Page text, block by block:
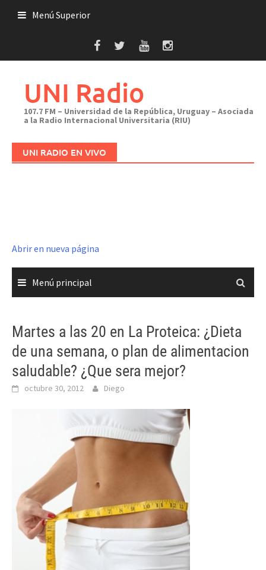
Menú Superior
UNI Radio
107.7 FM – Universidad de la República, Uruguay – Asociada
a la Radio Internacional Universitaria (RIU)
UNI RADIO EN VIVO
Abrir en nueva página
Menú principal
Martes a las 20 en La Proteica: ¿Dieta
de una semana, o plan de alimentacion
saludable? ¿Que sera mejor?
octubre 30, 2012 Diego